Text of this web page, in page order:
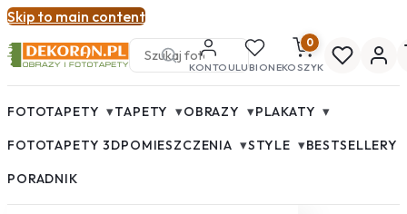
Skip to main content
KONTOULUBIONE
0
KOSZYK
FOTOTAPETY ▾TAPETY ▾OBRAZY ▾PLAKATY ▾
FOTOTAPETY 3DPOMIESZCZENIA ▾STYLE ▾BESTSELLERY
PORADNIK